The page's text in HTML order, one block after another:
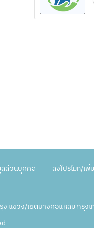
ลส่วนบุคคล ลงโปรโมท/เ
แขวง/เขตบางคอแหลม กรุง